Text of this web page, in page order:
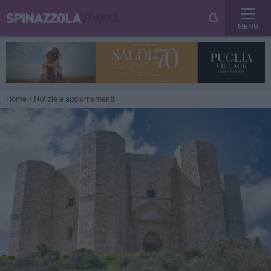
MENU
Home Notizie e aggiornamenti